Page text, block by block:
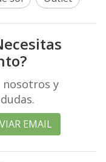
nosotros y
EMAIL